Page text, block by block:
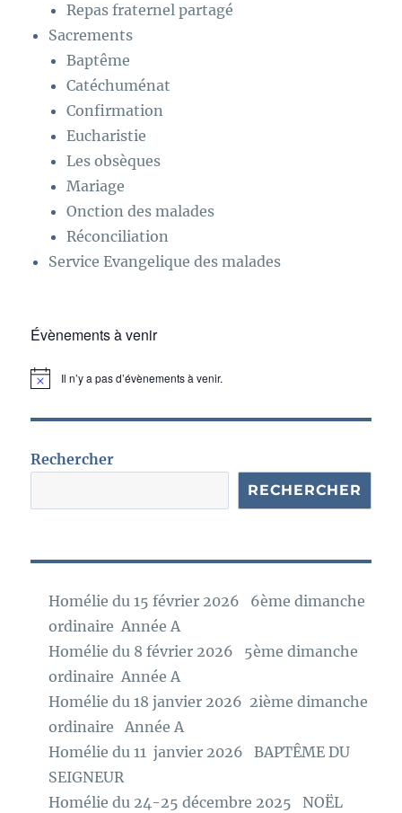
Repas fraternel partagé
Sacrements
Baptême
Catéchuménat
Confirmation
Eucharistie
Les obsèques
Mariage
Onction des malades
Réconciliation
Service Evangelique des malades
Évènements à venir
N
e
Il n’y a pas d’évènements à venir.
Rechercher
RECHERCHER
Homélie du 15 février 2026 6ème dimanche
ordinaire Année A
Homélie du 8 février 2026 5ème dimanche
ordinaire Année A
Homélie du 18 janvier 2026 2ième dimanche
ordinaire Année A
Homélie du 11 janvier 2026 BAPTÊME DU
SEIGNEUR
Homélie du 24-25 décembre 2025 NOËL